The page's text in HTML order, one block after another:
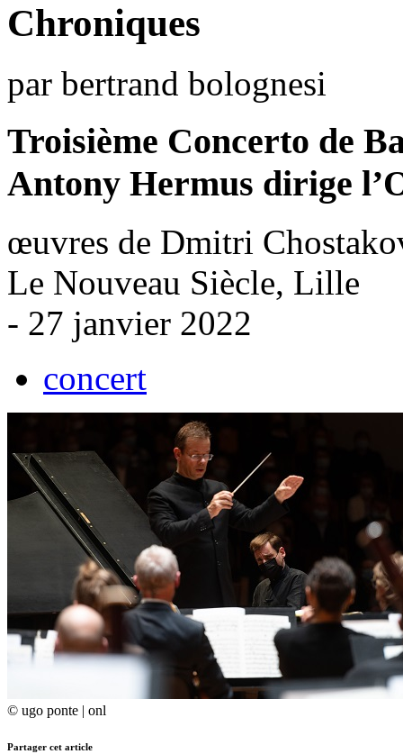
Chroniques
par bertrand bolognesi
Troisième Concerto de
Antony Hermus dirige
œuvres de Dmitri
Le Nouveau Siècle, Lille
- 27 janvier 2022
concert
© ugo ponte | onl
Partager cet article